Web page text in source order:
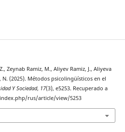
Zeynab Ramiz, M., Aliyev Ramiz, J., Aliyeva
(2025). Métodos psicolingüísticos en el
Y Sociedad, 17(3), e5253. Recuperado a
rus/article/view/5253